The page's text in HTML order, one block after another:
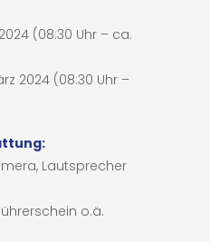
(08:30 Uhr – ca.
2024 (08:30 Uhr –
Lautsprecher
o.ä.